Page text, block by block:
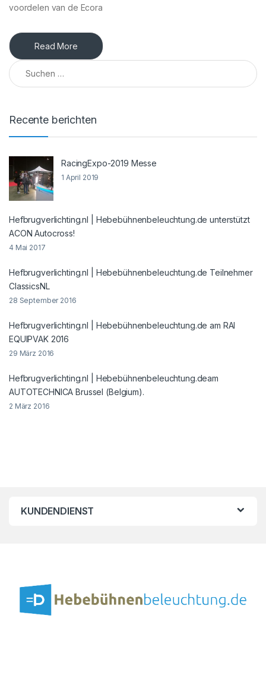
voordelen van de Ecora
Read More
Suchen nach:
Recente berichten
RacingExpo-2019 Messe
1 April 2019
Hefbrugverlichting.nl | Hebebühnenbeleuchtung.de unterstützt
ACON Autocross!
4 Mai 2017
Hefbrugverlichting.nl | Hebebühnenbeleuchtung.de Teilnehmer
ClassicsNL
28 September 2016
Hefbrugverlichting.nl | Hebebühnenbeleuchtung.de am RAI
EQUIPVAK 2016
29 März 2016
Hefbrugverlichting.nl | Hebebühnenbeleuchtung.deam
AUTOTECHNICA Brussel (Belgium).
2 März 2016
KUNDENDIENST